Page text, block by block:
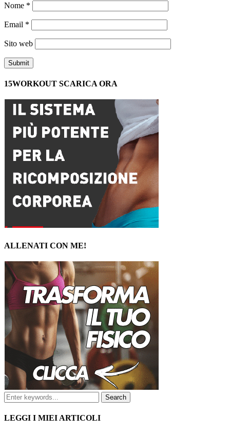
Nome *
Email *
Sito web
15WORKOUT SCARICA ORA
ALLENATI CON ME!
LEGGI I MIEI ARTICOLI